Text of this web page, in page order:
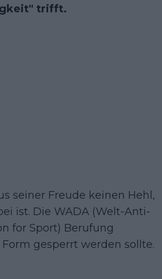
trifft.
seiner Freude keinen Hehl,
ist. Die WADA (Welt-Anti-
for Sport) Berufung
gesperrt werden sollte.